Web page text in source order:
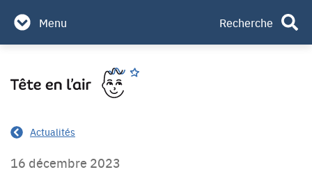
contenu
Menu Recherche
Contact
Actualités
16 décembre 2023